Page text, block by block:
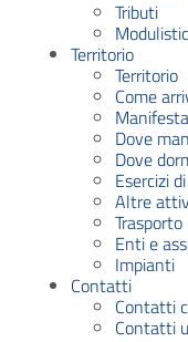
Tributi
Territorio
Territorio
Come
Dove
Dove
Esercizi
Altre
Enti e
Impianti
Contatti
Contatti
Contatti